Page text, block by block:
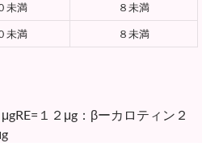
未満 ８未満
未満 ８未満
１２μg：βーカロティン２